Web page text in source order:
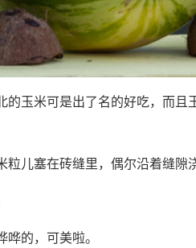
的玉米可是出了名的好吃，而且
儿塞在砖缝里，偶尔沿着缝隙
的，可美啦。